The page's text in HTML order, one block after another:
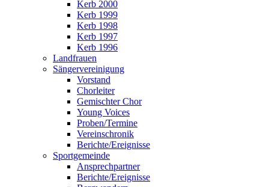
Kerb 2000
Kerb 1999
Kerb 1998
Kerb 1997
Kerb 1996
Landfrauen
Sängervereinigung
Vorstand
Chorleiter
Gemischter Chor
Young Voices
Proben/Termine
Vereinschronik
Berichte/Ereignisse
Sportgemeinde
Ansprechpartner
Berichte/Ereignisse